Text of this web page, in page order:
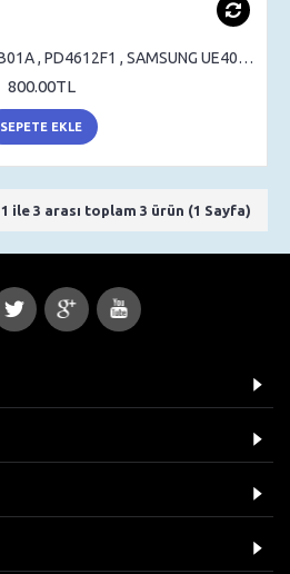
BN44-00269A , PSLF171B01A , PD4612F1 , SAMSUNG UE40B6000 , UE40B7000 , POWER BOARD
800.00TL
SEPETE EKLE
1 ile 3 arası toplam 3 ürün (1 Sayfa)